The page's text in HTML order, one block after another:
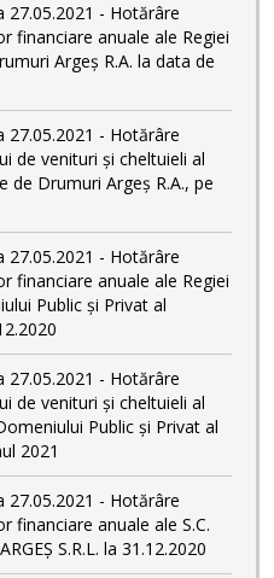
27.05.2021 - Hotărâre
financiare anuale ale Regiei
Argeș R.A. la data de
27.05.2021 - Hotărâre
de venituri și cheltuieli al
de Drumuri Argeș R.A., pe
27.05.2021 - Hotărâre
financiare anuale ale Regiei
Public și Privat al
27.05.2021 - Hotărâre
de venituri și cheltuieli al
Public și Privat al
2021
27.05.2021 - Hotărâre
financiare anuale ale S.C.
S.R.L. la 31.12.2020